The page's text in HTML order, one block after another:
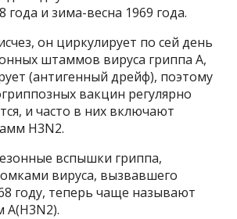
года и зима-весна 1969 года.
он циркулирует по сей день
штаммов вируса гриппа А,
(антигенный дрейф), поэтому
вакцин регулярно
и часто в них включают
H3N2.
вспышки гриппа,
вируса, вызвавшего
году, теперь чаще называют
A(H3N2).